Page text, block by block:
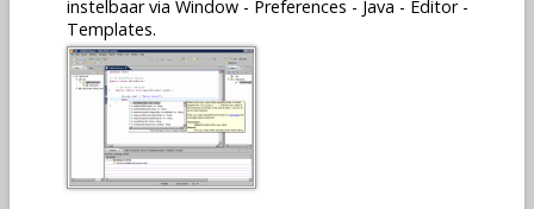
instelbaar via Window - Preferences - Java - Editor -
Templates.